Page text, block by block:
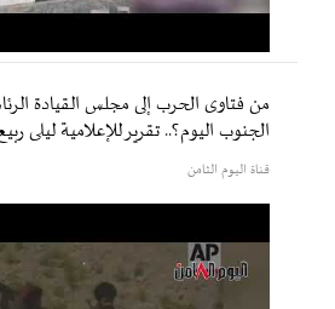
من فتاوى الحرب إلى مجلس القيادة
الجنوب اليوم؟.. تقرير للإعلامية ليلى
قناة اليوم الثامن